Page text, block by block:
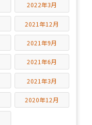
2022年3月
2021年12月
2021年9月
2021年6月
2021年3月
2020年12月